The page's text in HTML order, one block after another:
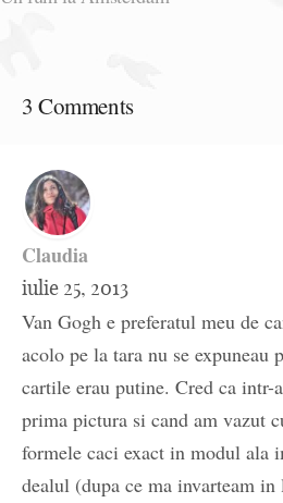
3 Comments
Claudia
iulie 25, 2013
Van Gogh e preferatul meu de
acolo pe la tara nu se expuneau
cartile erau putine. Cred ca intr-
prima pictura si cand am vazut
formele caci exact in modul ala
dealul (dupa ce ma invarteam